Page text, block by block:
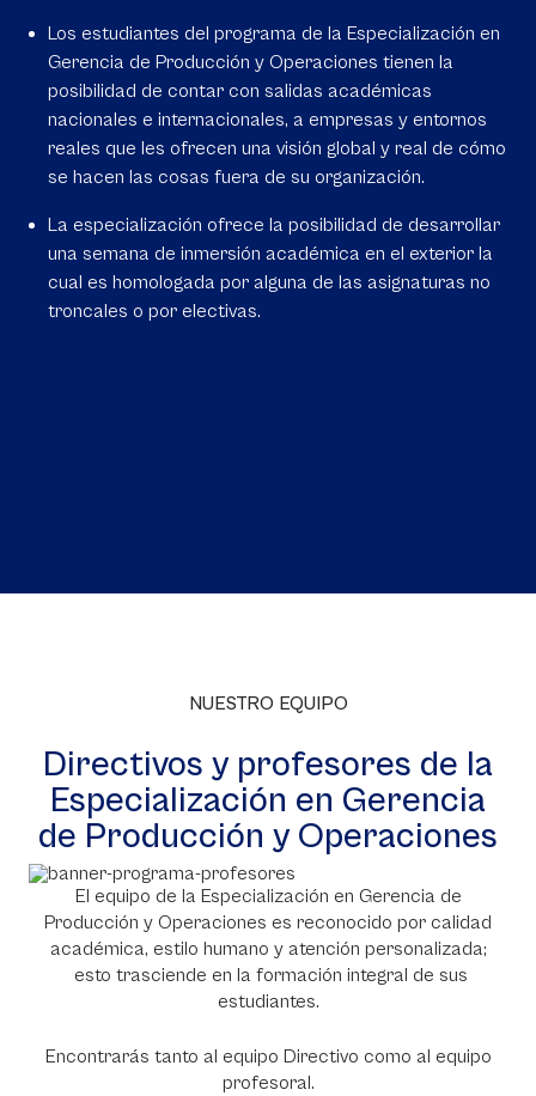
Los estudiantes del programa de la Especialización en
Gerencia de Producción y Operaciones tienen la
posibilidad de contar con salidas académicas
nacionales e internacionales, a empresas y entornos
reales que les ofrecen una visión global y real de cómo
se hacen las cosas fuera de su organización.
La especialización ofrece la posibilidad de desarrollar
una semana de inmersión académica en el exterior la
cual es homologada por alguna de las asignaturas no
troncales o por electivas.
NUESTRO EQUIPO
Directivos y profesores de la
Especialización en Gerencia
de Producción y Operaciones
El equipo de la Especialización en Gerencia de
Producción y Operaciones es reconocido por calidad
académica, estilo humano y atención personalizada;
esto trasciende en la formación integral de sus
estudiantes.
Encontrarás tanto al equipo Directivo como al equipo
profesoral.